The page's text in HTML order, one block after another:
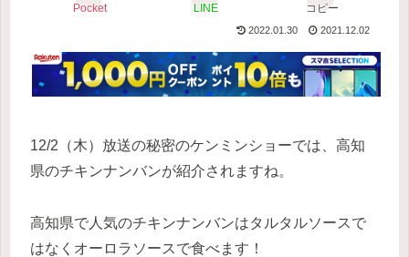
Pocket LINE コピー
2022.01.30 2021.12.02
12/2（木）放送の秘密のケンミンショーでは、高知
県のチキンナンバンが紹介されますね。
高知県で人気のチキンナンバンはタルタルソースで
はなくオーロラソースで食べます！